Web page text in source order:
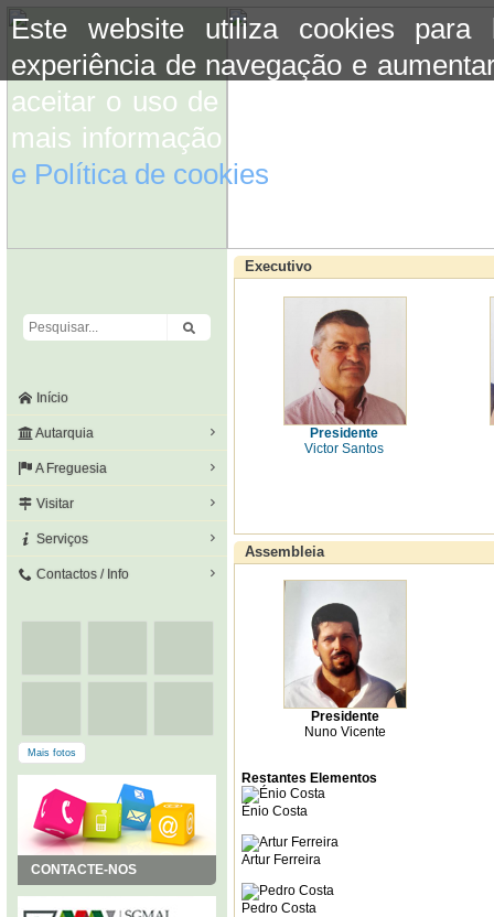
Este website utiliza cookies para
experiência de navegação e
aceitar o uso de cookies basta
mais informação consulte a
e Política de cookies
Início
Autarquia
A Freguesia
Visitar
Serviços
Contactos / Info
Mais fotos
CONTACTE-NOS
Executivo
Presidente
Victor Santos
Assembleia
Presidente
Nuno Vicente
Restantes Elementos
Énio Costa
Artur Ferreira
Pedro Costa